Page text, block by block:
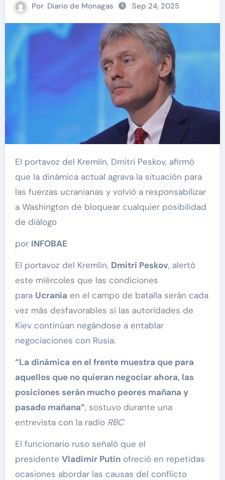
Por Diario de Monagas Sep 24, 2025
El portavoz del Kremlin, Dmitri Peskov, afirmó
que la dinámica actual agrava la situación para
las fuerzas ucranianas y volvió a responsabilizar
a Washington de bloquear cualquier posibilidad
de diálogo
por INFOBAE
El portavoz del Kremlin, Dmitri Peskov, alertó
este miércoles que las condiciones
para Ucrania en el campo de batalla serán cada
vez más desfavorables si las autoridades de
Kiev continúan negándose a entablar
negociaciones con Rusia.
“La dinámica en el frente muestra que para
aquellos que no quieran negociar ahora, las
posiciones serán mucho peores mañana y
pasado mañana”, sostuvo durante una
entrevista con la radio RBC
El funcionario ruso señaló que el
presidente Vladimir Putinofreció en repetidas
ocasiones abordar las causas del conflicto